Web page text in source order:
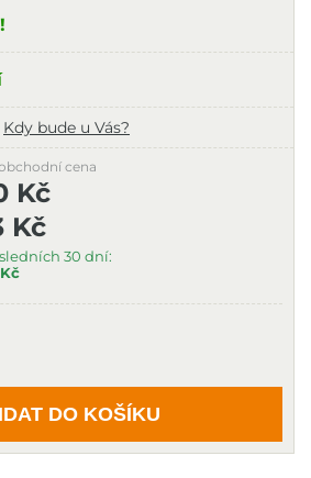
Kdy bude u Vás?
Kč
30 dní:
cena
Kč
DO KOŠÍKU